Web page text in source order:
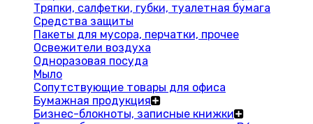
Тряпки, салфетки, губки, туалетная бумага
Средства защиты
Пакеты для мусора, перчатки, прочее
Освежители воздуха
Одноразовая посуда
Мыло
Сопутствующие товары для офиса
Бумажная продукция
Бизнес-блокноты, записные книжки